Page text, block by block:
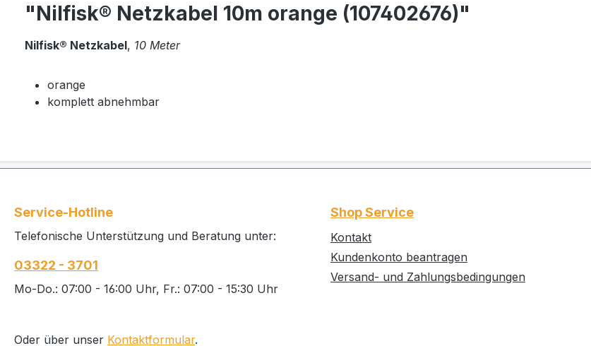
"Nilfisk® Netzkabel 10m orange (107402676)"
Nilfisk® Netzkabel, 10 Meter
orange
komplett abnehmbar
Service-Hotline
Telefonische Unterstützung und Beratung unter:
03322 - 3701
Mo-Do.: 07:00 - 16:00 Uhr, Fr.: 07:00 - 15:30 Uhr
Oder über unser Kontaktformular.
Shop Service
Kontakt
Kundenkonto beantragen
Versand- und Zahlungsbedingungen